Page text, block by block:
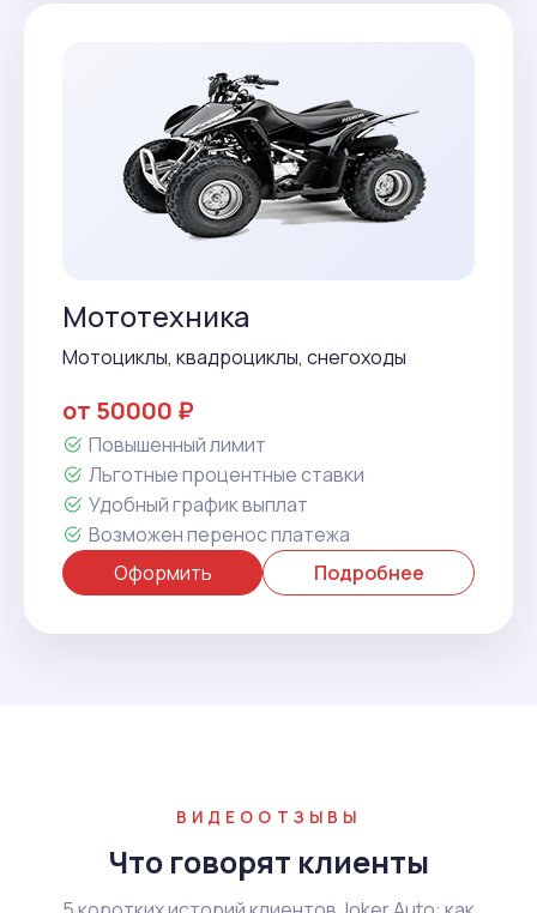
Мототехника
Мотоциклы, квадроциклы, снегоходы
от 50000 ₽
Повышенный лимит
Льготные процентные ставки
Удобный график выплат
Возможен перенос платежа
Оформить
Подробнее
ВИДЕООТЗЫВЫ
Что говорят клиенты